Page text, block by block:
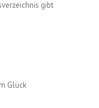
gibt
Glück